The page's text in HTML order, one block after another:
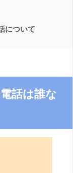
について
話は誰な